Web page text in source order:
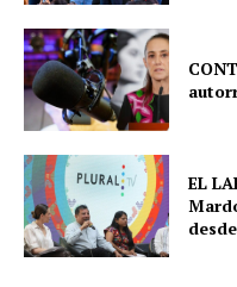
EL